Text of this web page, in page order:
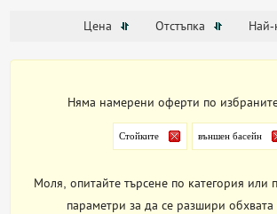
Цена Отстъпка Най-
Няма намерени оферти по
Стойките външен басейн
Моля, опитайте търсене по категория или
параметри за да се разшири обхвата